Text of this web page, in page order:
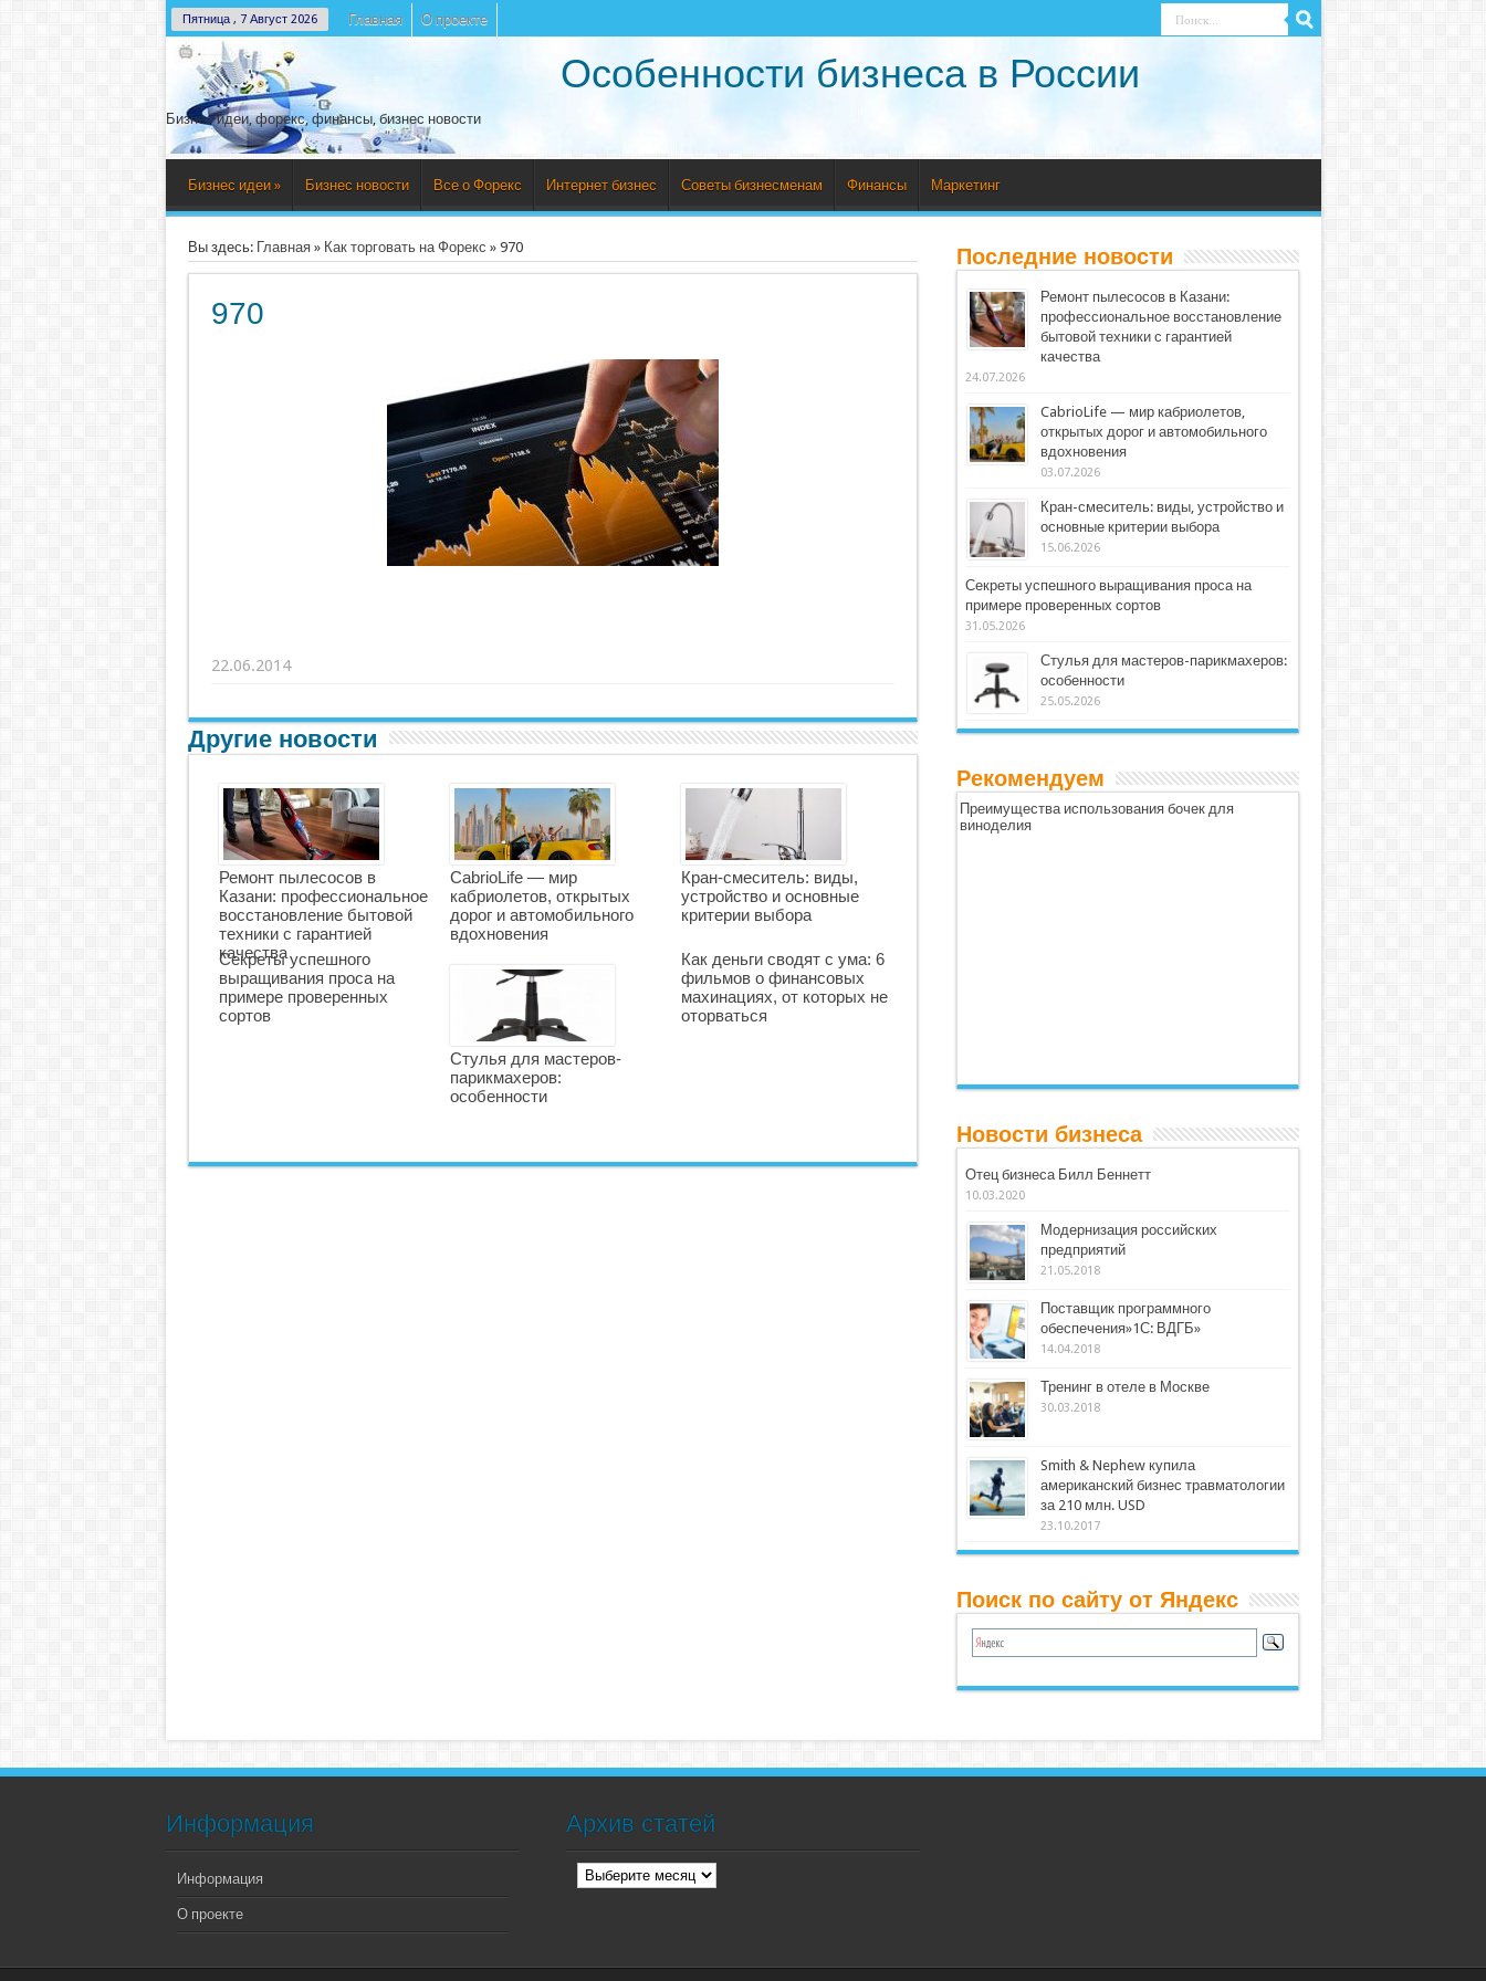
Пятница , 7 Август 2026 Главная О проекте
Особенности бизнеса в России
Бизнес идеи, форекс, финансы, бизнес новости
Бизнес идеи » Бизнес новости Все о Форекс Интернет бизнес Советы бизнесменам Финансы Маркетинг
Вы здесь: Главная» Как торговать на Форекс » 970
970
22.06.2014
Другие новости
Ремонт пылесосов в
Казани: профессиональное
восстановление бытовой
техники с гарантией
качества
CabrioLife — мир
кабриолетов, открытых
дорог и автомобильного
вдохновения
Кран-смеситель: виды,
устройство и основные
критерии выбора
Секреты успешного
выращивания проса на
примере проверенных
сортов
Стулья для мастеров-
парикмахеров:
особенности
Как деньги сводят с ума: 6
фильмов о финансовых
махинациях, от которых не
оторваться
Последние новости
Ремонт пылесосов в Казани:
профессиональное восстановление
бытовой техники с гарантией
качества
24.07.2026
CabrioLife — мир кабриолетов,
открытых дорог и автомобильного
вдохновения
03.07.2026
Кран-смеситель: виды, устройство и
основные критерии выбора
15.06.2026
Секреты успешного выращивания проса на
примере проверенных сортов
31.05.2026
Стулья для мастеров-парикмахеров:
особенности
25.05.2026
Рекомендуем
Преимущества использования бочек для
виноделия
Новости бизнеса
Отец бизнеса Билл Беннетт
10.03.2020
Модернизация российских
предприятий
21.05.2018
Поставщик программного
обеспечения»1С: ВДГБ»
14.04.2018
Тренинг в отеле в Москве
30.03.2018
Smith & Nephew купила
американский бизнес травматологии
за 210 млн. USD
23.10.2017
Поиск по сайту от Яндекс
Информация
Информация
О проекте
Архив статей
Архив
статей